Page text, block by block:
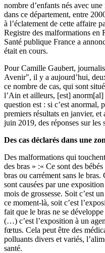
nombre d’enfants nés avec
dans ce département, entre
à l’éclatement de cette affaire
Registre des malformations en
Santé publique France a
était en cours.
Pour Camille Gaubert,
Avenir", il y a aujourd’hui,
ce nombre de cas, qui sont
l’Ain et ailleurs, [est]
question est : si c’est anormal,
premiers résultats en janvier, et
juin 2019, des réponses sur les
Des cas déclarés dans une
Des malformations qui
des bras » :« Ce sont des
bras ou carrément sans le
sont causées par une
mois de grossesse. Soit c’est
ce moment-là, soit c’est
fait que le bras ne se
(…) c’est l’exposition à un
fœtus. Cela peut être des
polluants divers et variés,
santé.